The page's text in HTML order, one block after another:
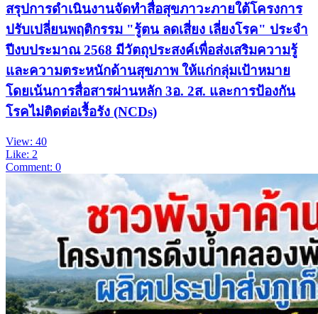
สรุปการดำเนินงานจัดทำสื่อสุขภาวะภายใต้โครงการ
ปรับเปลี่ยนพฤติกรรม "รู้ตน ลดเสี่ยง เลี่ยงโรค" ประจำ
ปีงบประมาณ 2568 มีวัตถุประสงค์เพื่อส่งเสริมความรู้
และความตระหนักด้านสุขภาพ ให้แก่กลุ่มเป้าหมาย
โดยเน้นการสื่อสารผ่านหลัก 3อ. 2ส. และการป้องกัน
โรคไม่ติดต่อเรื้อรัง (NCDs)
View: 40
Like: 2
Comment: 0